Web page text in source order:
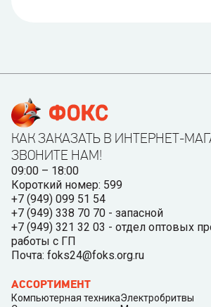
КАК ЗАКАЗАТЬ В ИНТЕРНЕТ-
ЗВОНИТЕ НАМ!
09:00 – 18:00
Короткий номер: 599
+7 (949) 099 51 54
+7 (949) 338 70 70 - запасной
+7 (949) 321 32 03 - отдел оптовых
работы с ГП
Почта: foks24@foks.org.ru
АССОРТИМЕНТ
Компьютерная техникаЭлектробритвы